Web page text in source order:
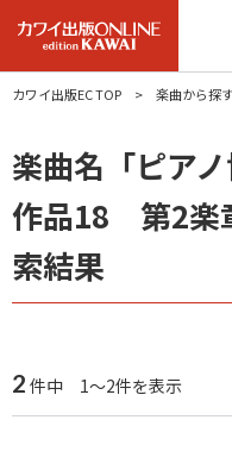
カワイ出版EC TOP 楽曲から探す
楽曲名「ピア
作品18 第2楽
索結果
2 件中 1～2件を表示